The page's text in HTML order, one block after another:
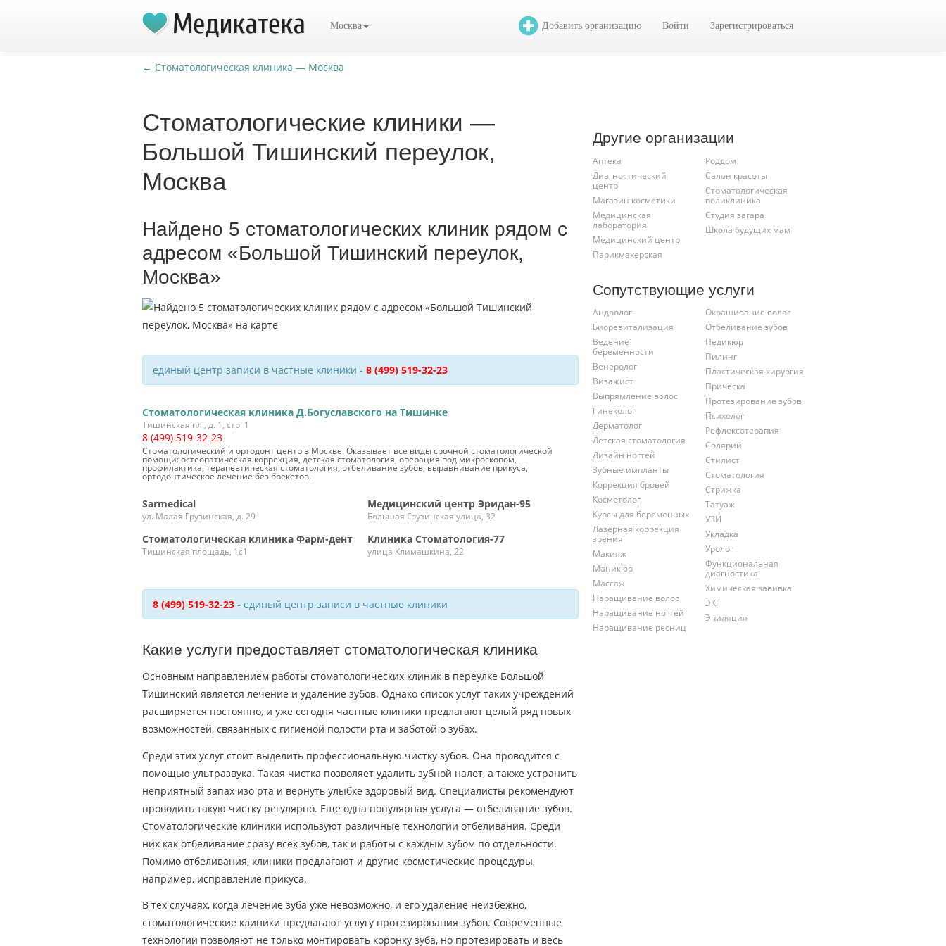
Москва Добавить организацию Войти Зарегистрироваться
← Стоматологическая клиника — Москва
Стоматологические клиники —
Большой Тишинский переулок,
Москва
Найдено 5 стоматологических клиник рядом с
адресом «Большой Тишинский переулок,
Москва»
единый центр записи в частные клиники - 8 (499) 519-32-23
Стоматологическая клиника Д.Богуславского на Тишинке
Тишинская пл., д. 1, стр. 1
8 (499) 519-32-23
Стоматологический и ортодонт центр в Москве. Оказывает все виды срочной стоматологической
помощи: остеопатическая коррекция, детская стоматология, операция под микроскопом,
профилактика, терапевтическая стоматология, отбеливание зубов, выравнивание прикуса,
ортодонтическое лечение без брекетов.
Sarmedical
ул. Малая Грузинская, д. 29
Стоматологическая клиника Фарм-дент
Тишинская площадь, 1с1
Медицинский центр Эридан-95
Большая Грузинская улица, 32
Клиника Стоматология-77
улица Климашкина, 22
8 (499) 519-32-23 - единый центр записи в частные клиники
Какие услуги предоставляет стоматологическая клиника
Основным направлением работы стоматологических клиник в переулке Большой
Тишинский является лечение и удаление зубов. Однако список услуг таких учреждений
расширяется постоянно, и уже сегодня частные клиники предлагают целый ряд новых
возможностей, связанных с гигиеной полости рта и заботой о зубах.
Среди этих услуг стоит выделить профессиональную чистку зубов. Она проводится с
помощью ультразвука. Такая чистка позволяет удалить зубной налет, а также устранить
неприятный запах изо рта и вернуть улыбке здоровый вид. Специалисты рекомендуют
проводить такую чистку регулярно. Еще одна популярная услуга — отбеливание зубов.
Стоматологические клиники используют различные технологии отбеливания. Среди
них как отбеливание сразу всех зубов, так и работы с каждым зубом по отдельности.
Помимо отбеливания, клиники предлагают и другие косметические процедуры,
например, исправление прикуса.
В тех случаях, когда лечение зуба уже невозможно, и его удаление неизбежно,
стоматологические клиники предлагают услугу протезирования зубов. Современные
технологии позволяют не только монтировать коронку зуба, но протезировать и весь
Другие организации
Аптека
Диагностический
центр
Магазин косметики
Медицинская
лаборатория
Медицинский центр
Парикмахерская
Роддом
Салон красоты
Стоматологическая
поликлиника
Студия загара
Школа будущих мам
Сопутствующие услуги
Андролог
Биоревитализация
Ведение
беременности
Венеролог
Визажист
Выпрямление волос
Гинеколог
Дерматолог
Детская стоматология
Дизайн ногтей
Зубные импланты
Коррекция бровей
Косметолог
Курсы для беременных
Лазерная коррекция
зрения
Макияж
Маникюр
Массаж
Наращивание волос
Наращивание ногтей
Наращивание ресниц
Окрашивание волос
Отбеливание зубов
Педикюр
Пилинг
Пластическая хирургия
Прическа
Протезирование зубов
Психолог
Рефлексотерапия
Солярий
Стилист
Стоматология
Стрижка
Татуаж
УЗИ
Укладка
Уролог
Функциональная
диагностика
Химическая завивка
ЭКГ
Эпиляция